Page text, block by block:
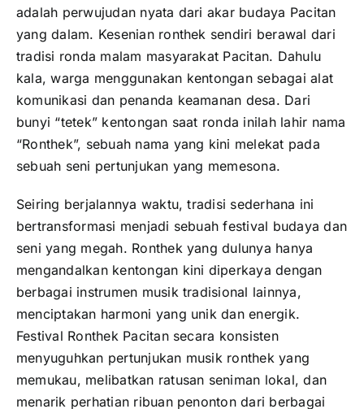
adalah perwujudan nyata dari akar budaya Pacitan
yang dalam. Kesenian ronthek sendiri berawal dari
tradisi ronda malam masyarakat Pacitan. Dahulu
kala, warga menggunakan kentongan sebagai alat
komunikasi dan penanda keamanan desa. Dari
bunyi “tetek” kentongan saat ronda inilah lahir nama
“Ronthek”, sebuah nama yang kini melekat pada
sebuah seni pertunjukan yang memesona.
Seiring berjalannya waktu, tradisi sederhana ini
bertransformasi menjadi sebuah festival budaya dan
seni yang megah. Ronthek yang dulunya hanya
mengandalkan kentongan kini diperkaya dengan
berbagai instrumen musik tradisional lainnya,
menciptakan harmoni yang unik dan energik.
Festival Ronthek Pacitan secara konsisten
menyuguhkan pertunjukan musik ronthek yang
memukau, melibatkan ratusan seniman lokal, dan
menarik perhatian ribuan penonton dari berbagai